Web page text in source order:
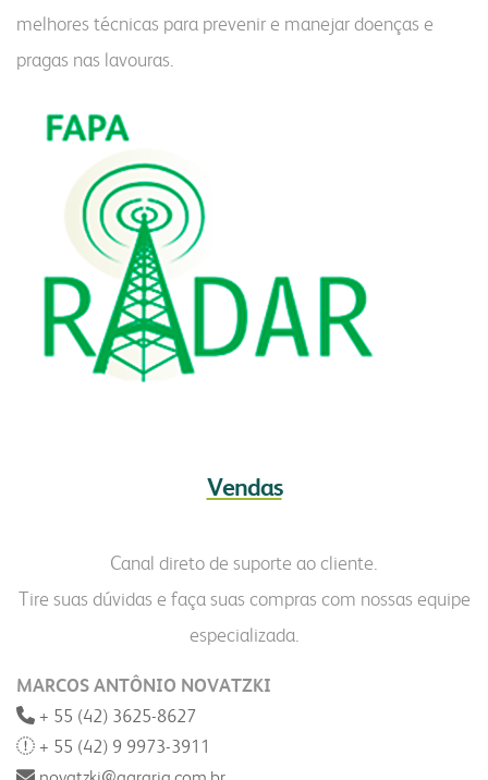
melhores técnicas para prevenir e manejar doenças e
pragas nas lavouras.
Vendas
Canal direto de suporte ao cliente.
Tire suas dúvidas e faça suas compras com nossas equipe
especializada.
MARCOS ANTÔNIO NOVATZKI
+ 55 (42) 3625-8627
+ 55 (42) 9 9973-3911